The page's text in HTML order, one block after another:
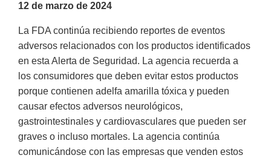
12 de marzo de 2024
La FDA continúa recibiendo reportes de eventos
adversos relacionados con los productos identificados
en esta Alerta de Seguridad. La agencia recuerda a
los consumidores que deben evitar estos productos
porque contienen adelfa amarilla tóxica y pueden
causar efectos adversos neurológicos,
gastrointestinales y cardiovasculares que pueden ser
graves o incluso mortales. La agencia continúa
comunicándose con las empresas que venden estos